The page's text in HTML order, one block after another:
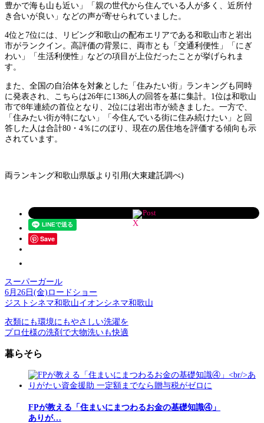
豊かで海も山も近い」「親の世代から住んでいる人が多く、近所付
き合いが良い」などの声が寄せられていました。
4位と7位には、リビング和歌山の配布エリアである和歌山市と岩出
市がランクイン。高評価の背景に、両市とも「交通利便性」「にぎ
わい」「生活利便性」などの項目が上位だったことが挙げられま
す。
また、全国の自治体を対象とした「住みたい街」ランキングも同時
に発表され、こちらは26年に1386人の回答を基に集計。1位は和歌山
市で8年連続の首位となり、2位には岩出市が続きました。一方で、
「住みたい街が特にない」「今住んでいる街に住み続けたい」と回
答した人は合計80・4％にのぼり、現在の居住地を評価する傾向も示
されています。
両ランキング和歌山県版より引用(大東建託調べ)
Post
Save
スーパーガール
6月26日(金)ロードショー
ジストシネマ和歌山イオンシネマ和歌山
衣類にも環境にもやさしい洗濯を
プロ仕様の洗剤で大物洗いも快適
暮らそら
FPが教える「住まいにまつわるお金の基礎知識④」
ありが…